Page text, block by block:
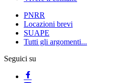
PNRR
Locazioni brevi
SUAPE
Tutti gli argomenti...
Seguici su